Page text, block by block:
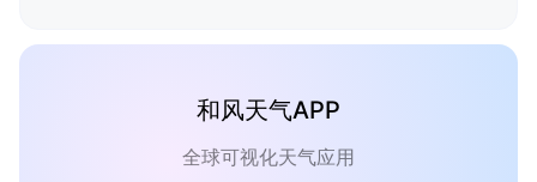
和风天气APP
全球可视化天气应用